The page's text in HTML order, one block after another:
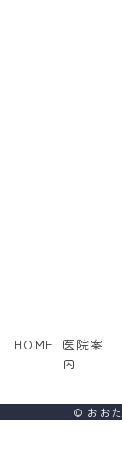
HOME 医院案
内
© おお